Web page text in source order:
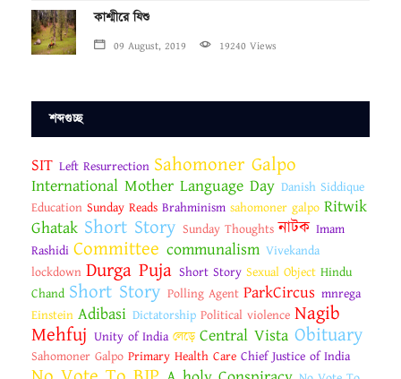
কাশ্মীরে যিশু
09 August, 2019 19240 Views
শব্দগুচ্ছ
SIT Left Resurrection Sahomoner Galpo
International Mother Language Day Danish Siddique
Education Sunday Reads Brahminism sahomoner galpo Ritwik
Ghatak Short Story Sunday Thoughts নাটক Imam
Rashidi Committee communalism Vivekanda
lockdown Durga Puja Short Story Sexual Object Hindu
Chand Short Story Polling Agent ParkCircus mnrega
Einstein Adibasi Dictatorship Political violence Nagib
Mehfuj Unity of India লেড়ে Central Vista Obituary
Sahomoner Galpo Primary Health Care Chief Justice of India